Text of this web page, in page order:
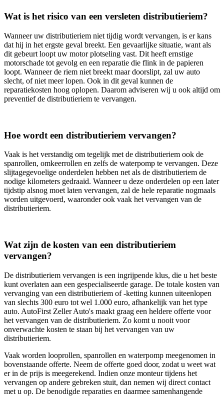
Wat is het risico van een versleten distributieriem?
Wanneer uw distributieriem niet tijdig wordt vervangen, is er kans
dat hij in het ergste geval breekt. Een gevaarlijke situatie, want als
dit gebeurt loopt uw motor plotseling vast. Dit heeft ernstige
motorschade tot gevolg en een reparatie die flink in de papieren
loopt. Wanneer de riem niet breekt maar doorslipt, zal uw auto
slecht, of niet meer lopen. Ook in dit geval kunnen de
reparatiekosten hoog oplopen. Daarom adviseren wij u ook altijd om
preventief de distributieriem te vervangen.
Hoe wordt een distributieriem vervangen?
Vaak is het verstandig om tegelijk met de distributieriem ook de
spanrollen, omkeerrollen en zelfs de waterpomp te vervangen. Deze
slijtagegevoelige onderdelen hebben net als de distributieriem de
nodige kilometers gedraaid. Wanneer u deze onderdelen op een later
tijdstip alsnog moet laten vervangen, zal de hele reparatie nogmaals
worden uitgevoerd, waaronder ook vaak het vervangen van de
distributieriem.
Wat zijn de kosten van een distributieriem
vervangen?
De distributieriem vervangen is een ingrijpende klus, die u het beste
kunt overlaten aan een gespecialiseerde garage. De totale kosten van
vervanging van een distributieriem of -ketting kunnen uiteenlopen
van slechts 300 euro tot wel 1.000 euro, afhankelijk van het type
auto. AutoFirst Zeller Auto's maakt graag een heldere offerte voor
het vervangen van de distributieriem. Zo komt u nooit voor
onverwachte kosten te staan bij het vervangen van uw
distributieriem.
Vaak worden looprollen, spanrollen en waterpomp meegenomen in
bovenstaande offerte. Neem de offerte goed door, zodat u weet wat
er in de prijs is meegerekend. Indien onze monteur tijdens het
vervangen op andere gebreken stuit, dan nemen wij direct contact
met u op. De benodigde reparaties en daarmee samenhangende